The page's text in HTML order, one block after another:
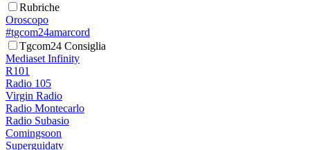
Rubriche
Oroscopo
#tgcom24amarcord
Tgcom24 Consiglia
Mediaset Infinity
R101
Radio 105
Virgin Radio
Radio Montecarlo
Radio Subasio
Comingsoon
Superguidatv